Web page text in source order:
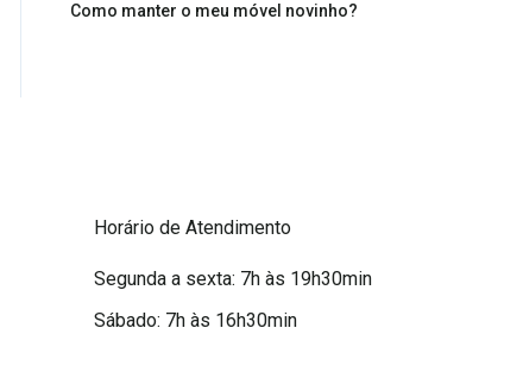
Como manter o meu móvel novinho?
Horário de Atendimento
Segunda a sexta: 7h às 19h30min
Sábado: 7h às 16h30min